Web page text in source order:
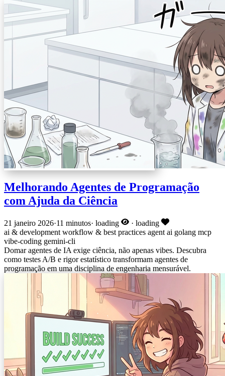
Melhorando Agentes de Programação
com Ajuda da Ciência
21 janeiro 2026·11 minutos· loading · loading
ai & development workflow & best practices agent ai golang mcp
vibe-coding gemini-cli
Domar agentes de IA exige ciência, não apenas vibes. Descubra
como testes A/B e rigor estatístico transformam agentes de
programação em uma disciplina de engenharia mensurável.